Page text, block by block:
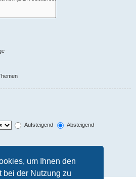
um Ihnen den
bei der Nutzung zu
Aufsteigend
Absteigend
Beiträge anzeigen